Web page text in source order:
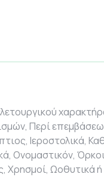
Περί
Ιεροστολικά,
Ονομαστικόν,
Χρησμοί, Ωοθυτικά